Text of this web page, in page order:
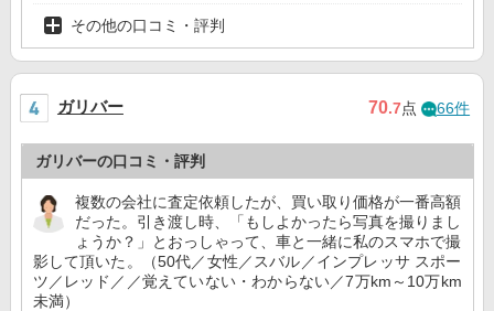
その他の口コミ・評判
ガリバー 70.7点 66件
ガリバーの口コミ・評判
複数の会社に査定依頼したが、買い取り価格が一番高額
だった。引き渡し時、「もしよかったら写真を撮りまし
ょうか？」とおっしゃって、車と一緒に私のスマホで撮
影して頂いた。（50代／女性／スバル／インプレッサ スポー
ツ／レッド／／覚えていない・わからない／7万km～10万km
未満）